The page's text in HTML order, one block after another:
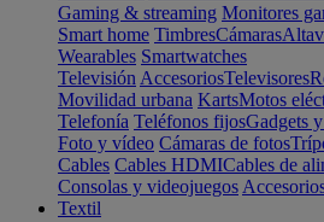
Gaming & streaming Monitores
Smart home TimbresCámaras
Wearables Smartwatches
Televisión AccesoriosTelevisores
Movilidad urbana KartsMotos
Telefonía Teléfonos fijosGadgets
Foto y vídeo Cámaras de fotos
Cables Cables HDMICables de
Consolas y videojuegos
Textil